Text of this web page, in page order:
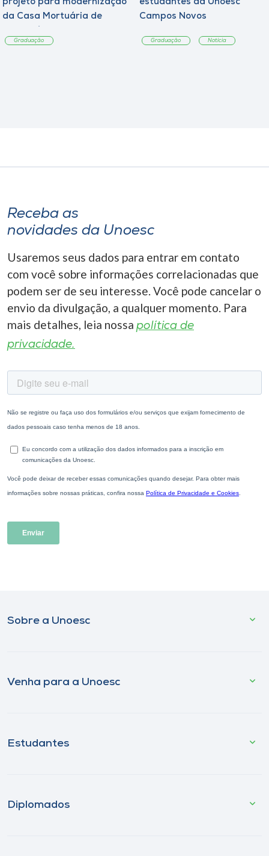
projeto para modernização
da Casa Mortuária de
Graduação
estudantes da Unoesc
Campos Novos
Graduação Notícia
Receba as
novidades da Unoesc
Usaremos seus dados para entrar em contato
com você sobre informações correlacionadas que
podem ser de seu interesse. Você pode cancelar o
envio da divulgação, a qualquer momento. Para
mais detalhes, leia nossa política de
privacidade.
Sobre a Unoesc
Venha para a Unoesc
Estudantes
Diplomados